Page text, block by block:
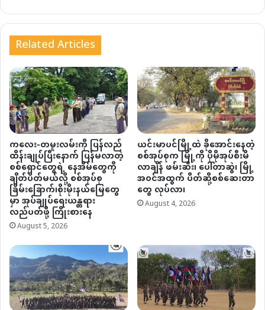
Related Articles
ကလေး-တမူးလမ်းကို ပြန်လည်
ထိန်းချုပ်ပြီးနောက် ပြန်မလာတဲ့
စစ်ရှောင်တွေရဲ့ နေအိမ်တွေကို
ချိတ်ပိတ်မယ်လို့ စစ်အုပ်စု
ခြိမ်းခြောက်၊စိုးမိုးနယ်မြေတွေ
မှာ အုပ်ချုပ်ရေးယန္တရား
လည်ပတ်ဖို့ ကြိုးစားနေ
August 5, 2026
ယင်းမာပင်မြို့ထဲ ခိုအောင်းနေတဲ့
စစ်အုပ်စုက မြို့ကို ပိုမိုအုပ်စီးမိ
လာချိန် ဖမ်းဆီး၊ ပေါ်တာဆွဲ၊ မြို့
အဝင်အထွက် ပိတ်ဆို့စစ်ဆေးတာ
တွေ လုပ်လာ၊
August 4, 2026